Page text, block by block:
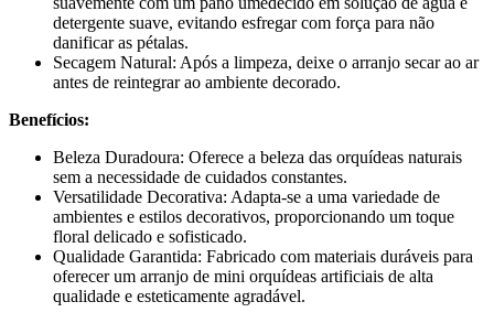
detergente suave, evitando esfregar com força para não
danificar as pétalas.
Secagem Natural: Após a limpeza, deixe o arranjo secar ao ar
antes de reintegrar ao ambiente decorado.
Benefícios:
Beleza Duradoura: Oferece a beleza das orquídeas naturais
sem a necessidade de cuidados constantes.
Versatilidade Decorativa: Adapta-se a uma variedade de
ambientes e estilos decorativos, proporcionando um toque
floral delicado e sofisticado.
Qualidade Garantida: Fabricado com materiais duráveis para
oferecer um arranjo de mini orquídeas artificiais de alta
qualidade e esteticamente agradável.